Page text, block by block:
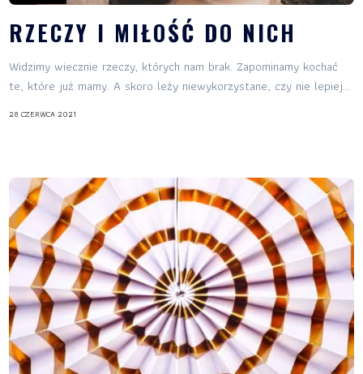
RZECZY I MIŁOŚĆ DO NICH
Widzimy wiecznie rzeczy, których nam brak. Zapominamy kochać
te, które już mamy. A skoro leży niewykorzystane, czy nie lepiej...
28 CZERWCA 2021